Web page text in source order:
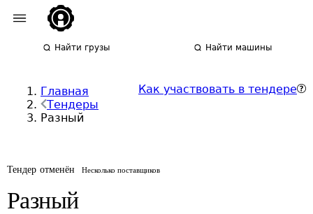
Найти грузы Найти машины
Главная
Тендеры
Разный
Как участвовать в тендере
Тендер отменён Несколько поставщиков
Разный